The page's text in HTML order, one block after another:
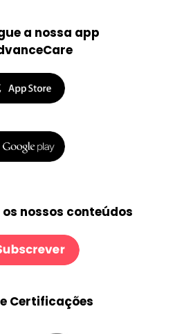
a nossa app
nossos conteúdos
Certificações